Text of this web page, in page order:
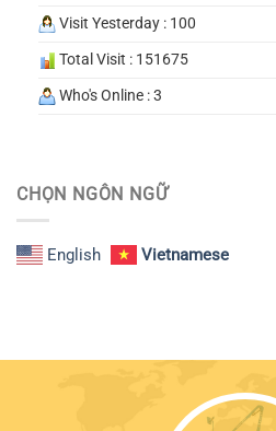
Visit Yesterday : 100
Total Visit : 151675
Who's Online : 3
CHỌN NGÔN NGỮ
English Vietnamese